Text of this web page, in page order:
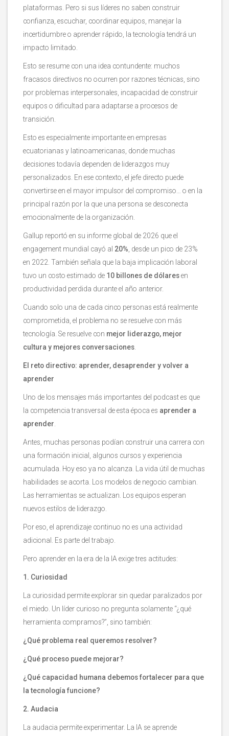
plataformas. Pero si sus líderes no saben construir
confianza, escuchar, coordinar equipos, manejar la
incertidumbre o aprender rápido, la tecnología tendrá un
impacto limitado.
Esto se resume con una idea contundente: muchos
fracasos directivos no ocurren por razones técnicas, sino
por problemas interpersonales, incapacidad de construir
equipos o dificultad para adaptarse a procesos de
transición.
Esto es especialmente importante en empresas
ecuatorianas y latinoamericanas, donde muchas
decisiones todavía dependen de liderazgos muy
personalizados. En ese contexto, el jefe directo puede
convertirse en el mayor impulsor del compromiso… o en la
principal razón por la que una persona se desconecta
emocionalmente de la organización.
Gallup reportó en su informe global de 2026 que el
engagement mundial cayó al 20% , desde un pico de 23%
en 2022. También señala que la baja implicación laboral
tuvo un costo estimado de 10 billones de dólaresen
productividad perdida durante el año anterior.
Cuando solo una de cada cinco personas está realmente
comprometida, el problema no se resuelve con más
tecnología. Se resuelve con mejor liderazgo, mejor
cultura y mejores conversaciones
El reto directivo: aprender, desaprender y volver a
aprender
Uno de los mensajes más importantes del podcast es que
la competencia transversal de esta época es aprender a
aprender
Antes, muchas personas podían construir una carrera con
una formación inicial, algunos cursos y experiencia
acumulada. Hoy eso ya no alcanza. La vida útil de muchas
habilidades se acorta. Los modelos de negocio cambian.
Las herramientas se actualizan. Los equipos esperan
nuevos estilos de liderazgo.
Por eso, el aprendizaje continuo no es una actividad
adicional. Es parte del trabajo.
Pero aprender en la era de la IA exige tres actitudes:
1. Curiosidad
La curiosidad permite explorar sin quedar paralizados por
el miedo. Un líder curioso no pregunta solamente “¿qué
herramienta compramos?”, sino también:
¿Qué problema real queremos resolver?
¿Qué proceso puede mejorar?
¿Qué capacidad humana debemos fortalecer para que
la tecnología funcione?
2. Audacia
La audacia permite experimentar. La IA se aprende